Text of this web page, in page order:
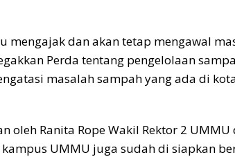
mengajak dan akan tetap mengawal
Perda tentang pengelolaan
masalah sampah yang ada di
oleh Ranita Rope Wakil Rektor 2
UMMU juga sudah di siapkan